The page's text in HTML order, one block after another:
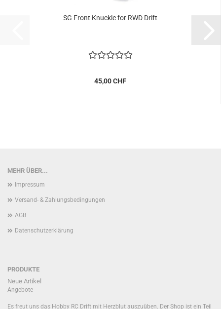
SG Front Knuckle for RWD Drift
45,00 CHF
MEHR ÜBER...
Impressum
Versand- & Zahlungsbedingungen
AGB
Datenschutzerklärung
PRODUKTE
Neue Artikel
Angebote
Es freut uns das Hobby RC Drift mit Herzblut auszuüben. Der Shop ist ein Teil